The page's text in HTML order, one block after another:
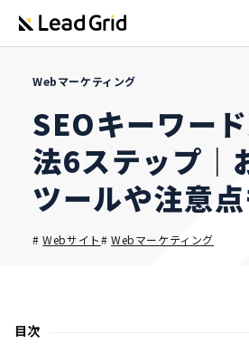
Webマーケティング
SEOキーワー
法6ステップ｜
ツールや注意
#Webサイト#Webマーケティング
目次